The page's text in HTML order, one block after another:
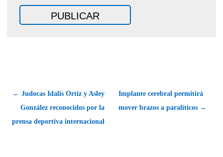
← Judocas Idalis Ortiz y Asley
González reconocidos por la
prensa deportiva internacional
Implante cerebral permitirá
mover brazos a paralíticos →